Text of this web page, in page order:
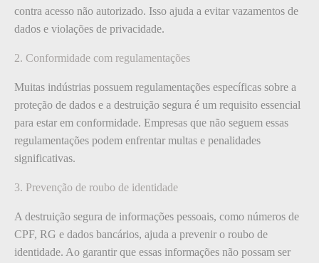
contra acesso não autorizado. Isso ajuda a evitar vazamentos de
dados e violações de privacidade.
2. Conformidade com regulamentações
Muitas indústrias possuem regulamentações específicas sobre a
proteção de dados e a destruição segura é um requisito essencial
para estar em conformidade. Empresas que não seguem essas
regulamentações podem enfrentar multas e penalidades
significativas.
3. Prevenção de roubo de identidade
A destruição segura de informações pessoais, como números de
CPF, RG e dados bancários, ajuda a prevenir o roubo de
identidade. Ao garantir que essas informações não possam ser